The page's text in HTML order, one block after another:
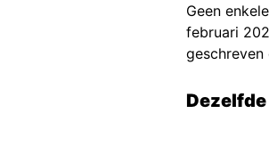
Geen
februari